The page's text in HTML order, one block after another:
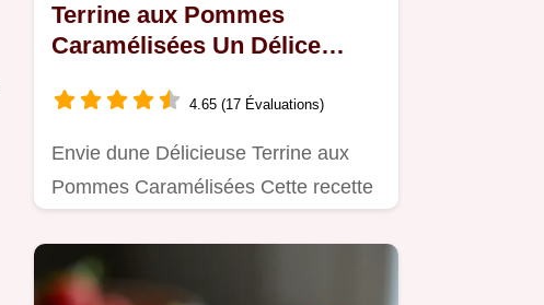
Terrine aux Pommes
Caramélisées Un Délice
4.65 (17 Évaluations)
Envie dune Délicieuse Terrine aux
Pommes Caramélisées Cette recette